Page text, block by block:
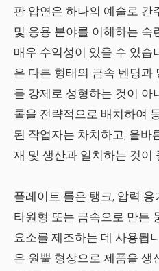
판 압연은 하나의 예술로 간
및 응용 분야를 이해하는 숙
매우 수익성이 있을 수 있습
은 다른 형태의 금속 벤딩과
를 강제로 성형하는 것이 아
롤을 전략적으로 배치하여
된 작업자는 차치하고, 올바
재 및 생산과 일치하는 것이
플레이트 롤은 탱크, 압력
타원형 또는 금속으로 만든
요소를 제조하는 데 사용됩
은 원뿔 형상으로 제품을 생